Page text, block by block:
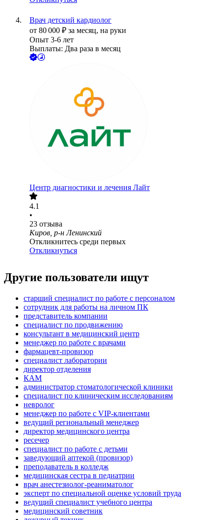
Врач детский кардиолог
от 80 000 ₽ за месяц, на руки
Опыт 3-6 лет
Выплаты: Два раза в месяц
Центр диагностики и лечения Лайт
4.1
•
23 отзыва
Киров, р-н Ленинский
Откликнитесь среди первых
Откликнуться
Другие пользователи ищут
старший специалист по работе с персоналом
сотрудник для работы на личном ПК
представитель компании
специалист по продвижению
консультант в медицинский центр
менеджер по работе с врачами
фармацевт-провизор
специалист лаборатории
директор отделения
КАМ
администратор стоматологической клиники
специалист по клиническим исследованиям
невролог
менеджер по работе с VIP-клиентами
ведущий региональный менеджер
директор медицинского центра
ресечер
специалист по работе с детьми
заведующий аптекой (провизор)
преподаватель в колледж
медицинская сестра в педиатрии
врач анестезиолог-реаниматолог
эксперт по специальной оценке условий труда
ведущий специалист учебного центра
медицинский советник